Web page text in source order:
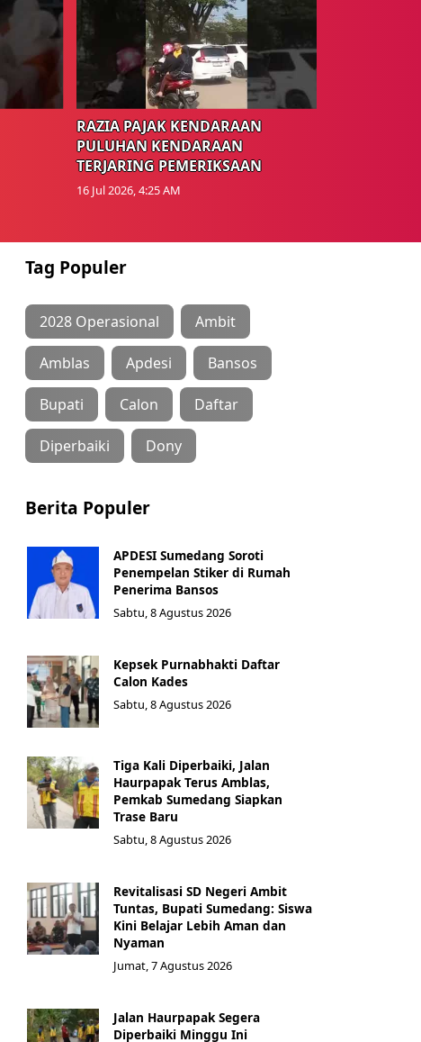
RAZIA PAJAK KENDARAAN
PULUHAN KENDARAAN
TERJARING PEMERIKSAAN
16 Jul 2026, 4:25 AM
Tag Populer
2028 Operasional Ambit
Amblas Apdesi Bansos
Bupati Calon Daftar
Diperbaiki Dony
Berita Populer
APDESI Sumedang Soroti
Penempelan Stiker di Rumah
Penerima Bansos
Sabtu, 8 Agustus 2026
Kepsek Purnabhakti Daftar
Calon Kades
Sabtu, 8 Agustus 2026
Tiga Kali Diperbaiki, Jalan
Haurpapak Terus Amblas,
Pemkab Sumedang Siapkan
Trase Baru
Sabtu, 8 Agustus 2026
Revitalisasi SD Negeri Ambit
Tuntas, Bupati Sumedang: Siswa
Kini Belajar Lebih Aman dan
Nyaman
Jumat, 7 Agustus 2026
Jalan Haurpapak Segera
Diperbaiki Minggu Ini